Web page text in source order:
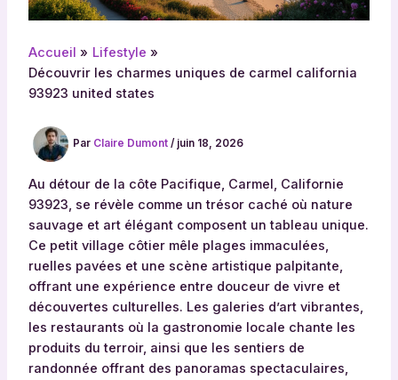
Accueil
Lifestyle
Découvrir les charmes uniques de carmel california
93923 united states
Par Claire Dumont / juin 18, 2026
Au détour de la côte Pacifique, Carmel, Californie
93923, se révèle comme un trésor caché où nature
sauvage et art élégant composent un tableau unique.
Ce petit village côtier mêle plages immaculées,
ruelles pavées et une scène artistique palpitante,
offrant une expérience entre douceur de vivre et
découvertes culturelles. Les galeries d’art vibrantes,
les restaurants où la gastronomie locale chante les
produits du terroir, ainsi que les sentiers de
randonnée offrant des panoramas spectaculaires,